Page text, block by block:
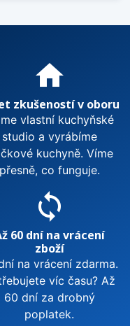
home
zkušeností v oboru
vlastní kuchyňské
studio a vyrábíme
kuchyně. Víme
přesně, co funguje.
sync
60 dní na vrácení
zboží
na vrácení zdarma.
víc času? Až
60 dní za drobný
poplatek.